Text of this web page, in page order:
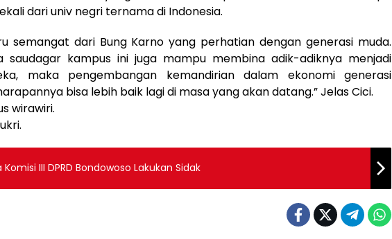
dari univ negri ternama di Indonesia.
semangat dari Bung Karno yang perhatian dengan generasi muda.
saudagar kampus ini juga mampu membina adik-adiknya menjadi
maka pengembangan kemandirian dalam ekonomi generasi
bisa lebih baik lagi di masa yang akan datang.” Jelas Cici.
wirawiri.
Komisi III DPRD Bondowoso Lakukan Sidak